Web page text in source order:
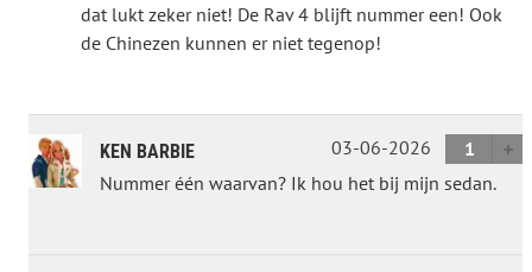
dat lukt zeker niet! De Rav 4 blijft nummer een! Ook
de Chinezen kunnen er niet tegenop!
KEN BARBIE 03-06-2026
1
Nummer één waarvan? Ik hou het bij mijn sedan.